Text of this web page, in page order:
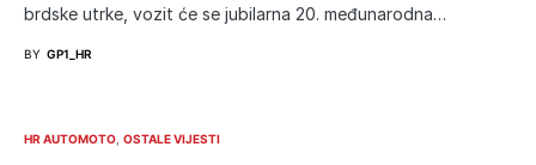
brdske utrke, vozit će se jubilarna 20. međunarodna…
BY GP1_HR
HR AUTOMOTO OSTALE VIJESTI